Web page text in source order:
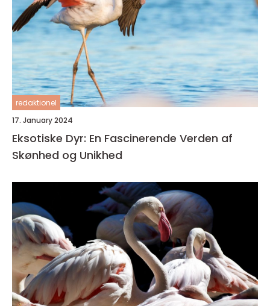
redaktionel
17. January 2024
Eksotiske Dyr: En Fascinerende Verden af
Skønhed og Unikhed